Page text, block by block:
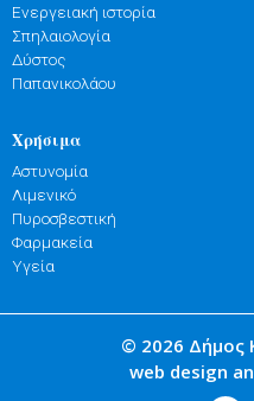
Ενεργειακή ιστορία
Σπηλαιολογία
Δύστος
Παπανικολάου
Χρήσιμα
Αστυνομία
Λιμενικό
Πυροσβεστική
Φαρμακεία
Υγεία
© 2026 Δήμος
web design